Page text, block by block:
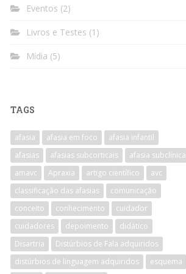
Eventos (2)
Livros e Testes (1)
Mídia (5)
TAGS
afasia afasia em foco
afasia infantil
afasias
afasias subcorticais
afasia subclínica
amavc
Apraxia artigo científico
avc
classificação das afasias
comunicação
conceito
conhecimento
cuidador
cuidadores
depoimento
didático
Disartria
Distúrbios de Fala adquiridos
distúrbios de linguagem adquiridos
esquema